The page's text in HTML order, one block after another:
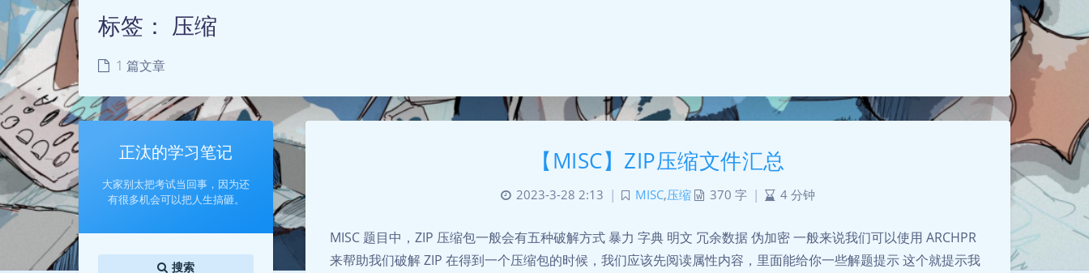
标签： 压缩
1 篇文章
正汰的学习笔记
大家别太把考试当回事，因为还
有很多机会可以把人生搞砸。
搜索
【MISC】ZIP压缩文件汇总
2023-3-28 2:13 | MISC,压缩 370 字 | 4 分钟
MISC 题目中，ZIP 压缩包一般会有五种破解方式 暴力 字典 明文 冗余数据 伪加密 一般来说我们可以使用 ARCHPR
来帮助我们破解 ZIP 在得到一个压缩包的时候，我们应该先阅读属性内容，里面能给你一些解题提示 这个就提示我